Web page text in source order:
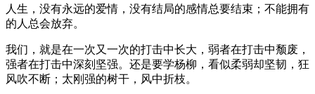
人生，没有永远的爱情，没有结局的感情总要结束；不能拥有
的人总会放弃。
我们，就是在一次又一次的打击中长大，弱者在打击中颓废，
强者在打击中深刻坚强。还是要学杨柳，看似柔弱却坚韧，狂
风吹不断；太刚强的树干，风中折枝。